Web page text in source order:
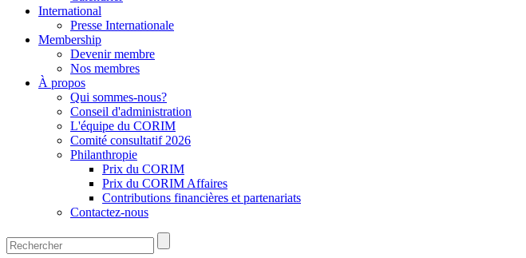
International
Presse Internationale
Membership
Devenir membre
Nos membres
À propos
Qui sommes-nous?
Conseil d'administration
L'équipe du CORIM
Comité consultatif 2026
Philanthropie
Prix du CORIM
Prix du CORIM Affaires
Contributions financières et partenariats
Contactez-nous